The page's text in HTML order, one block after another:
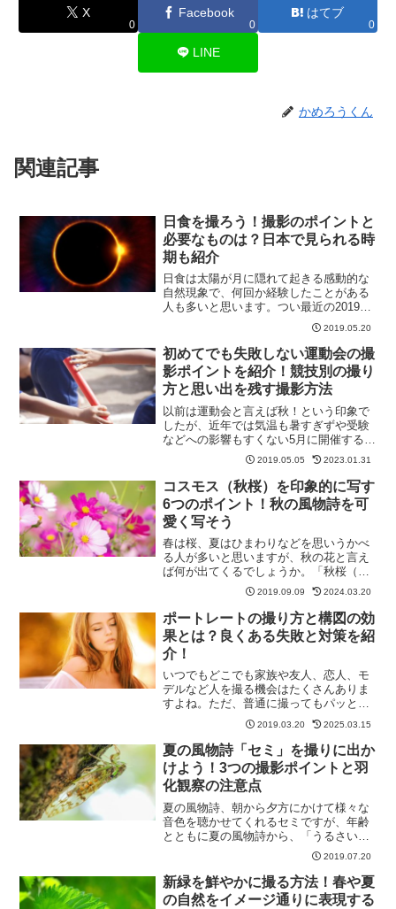
X
0
Facebook
0
はてブ
0
LINE
かめろうくん
関連記事
日食を撮ろう！撮影のポイントと
必要なものは？日本で見られる時
期も紹介
日食は太陽が月に隠れて起きる感動的な
自然現象で、何回か経験したことがある
人も多いと思います。つい最近の2019年
1月6日に部分日食が起きましたが、実は
2019年12月にも日本で日食を見ることが
できます。実は世界的にみると比較的チ
ャンスの多い...
2019.05.20
初めてでも失敗しない運動会の撮
影ポイントを紹介！競技別の撮り
方と思い出を残す撮影方法
以前は運動会と言えば秋！という印象で
したが、近年では気温も暑すぎずや受験
などへの影響もすくない5月に開催する学
校も増えてきました。運動会は1年に1度
の大きなイベントでお子さんの活躍を見
られるチャンスです。そんな貴重なシャ
ッターチャンスでは絶...
2019.05.05 2023.01.31
コスモス（秋桜）を印象的に写す
6つのポイント！秋の風物詩を可
愛く写そう
春は桜、夏はひまわりなどを思いうかべ
る人が多いと思いますが、秋の花と言え
ば何が出てくるでしょうか。「秋桜（ア
キザクラ）」という漢字と呼び名が使わ
れているように、コスモスは秋の花の中
でも特に人気が高く、秋の花の代表とし
て紹介されていることも多...
2019.09.09 2024.03.20
ポートレートの撮り方と構図の効
果とは？良くある失敗と対策を紹
介！
いつでもどこでも家族や友人、恋人、モ
デルなど人を撮る機会はたくさんありま
すよね。ただ、普通に撮ってもパッとし
ない写真になったり、最近はスマホの性
能も良くなっているのでスマホと撮った
のとあまり変わらなかったりします。そ
こで、今回はポートレート...
2019.03.20 2025.03.15
夏の風物詩「セミ」を撮りに出か
けよう！3つの撮影ポイントと羽
化観察の注意点
夏の風物詩、朝から夕方にかけて様々な
音色を聴かせてくれるセミですが、年齢
とともに夏の風物詩から、「うるさい」
「暑い季節がやってきた」と思う人も多
いと思います。そんなセミも写真のメイ
ン被写体と考えると夏らしい季節感のあ
る魅力的な写真に収めるこ...
2019.07.20
新緑を鮮やかに撮る方法！春や夏
の自然をイメージ通りに表現する